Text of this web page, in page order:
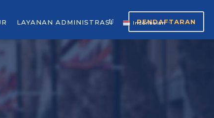
LAYANAN ADMINISTRASI Indonesian ▼
PENDAFTARAN